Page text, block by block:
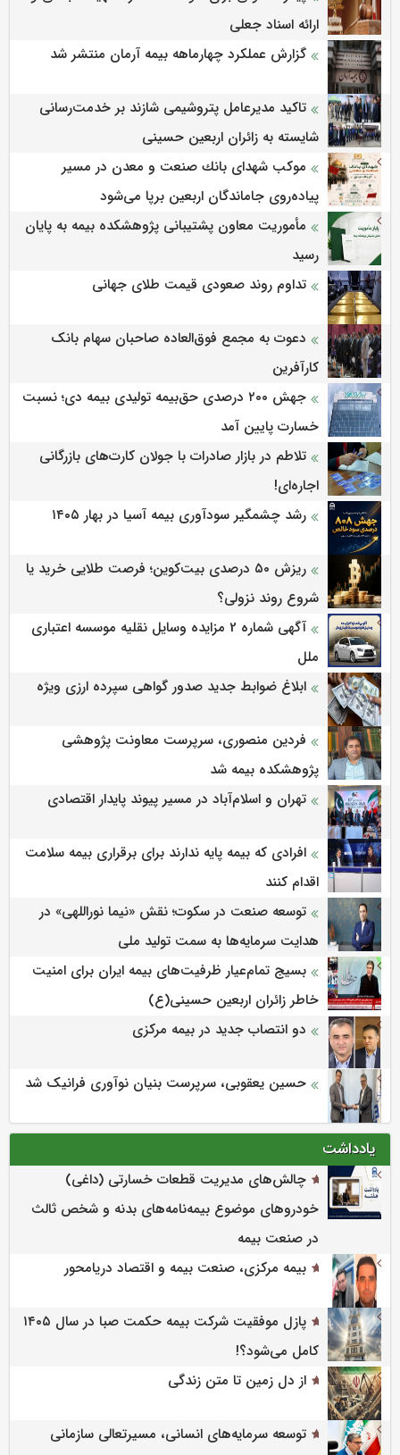
ارائه اسناد جعلی
گزارش عملکرد چهارماهه بیمه آرمان منتشر شد
تاکید مدیرعامل پتروشیمی شازند بر خدمت‌رسانی
شایسته به زائران اربعین حسینی
موكب شهدای بانك صنعت و معدن در مسیر
پیاده‌روی جاماندگان اربعین برپا می‌شود
مأموریت معاون پشتیبانی پژوهشكده بیمه به پایان
رسید
تداوم روند صعودی قیمت طلای جهانی
دعوت به مجمع فوق‌العاده صاحبان سهام بانک
کارآفرین
جهش ۲۰۰ درصدی حق‌بیمه تولیدی بیمه دی؛ نسبت
خسارت پایین آمد
تلاطم در بازار صادرات با جولان کارت‌های بازرگانی
اجاره‌ای!
رشد چشمگیر سودآوری بیمه آسیا در بهار ۱۴۰۵
ریزش ۵۰ درصدی بیت‌کوین؛ فرصت طلایی خرید یا
شروع روند نزولی؟
آگهی شماره 2 مزایده وسایل نقلیه موسسه اعتباری
ملل
ابلاغ ضوابط جدید صدور گواهی سپرده ارزی ویژه
فردین منصوری، سرپرست معاونت پژوهشی
پژوهشكده بیمه شد
تهران و اسلام‌آباد در مسیر پیوند پایدار اقتصادی
افرادی که بیمه پایه ندارند برای برقراری بیمه سلامت
اقدام کنند
توسعه صنعت در سکوت؛ نقش «نیما نوراللهی» در
هدایت سرمایه‌ها به سمت تولید ملی
بسیج تمام‌عیار ظرفیت‌های بیمه ایران برای امنیت
خاطر زائران اربعین حسینی(ع)
دو انتصاب جدید در بیمه مرکزی
حسین یعقوبی، سرپرست بنیان نوآوری فرانیک شد
یادداشت
چالش‌های مدیریت قطعات خسارتی (داغی)
خودروهای موضوع بیمه‌نامه‌های بدنه و شخص ثالث
در صنعت بیمه
بیمه مرکزی، صنعت بیمه و اقتصاد دریامحور
پازل موفقیت شرکت بیمه حکمت صبا در سال ۱۴۰۵
کامل می‌شود؟!
از دل زمین تا متن زندگی
توسعه سرمایه‌های انسانی، مسیرتعالی سازمانی